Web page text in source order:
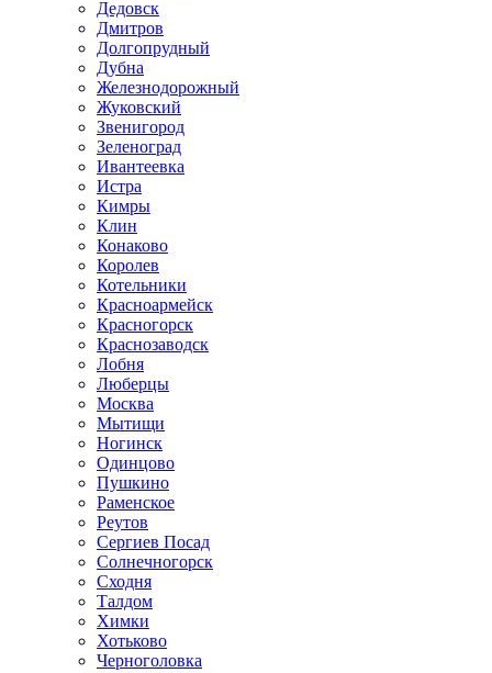
Дедовск
Дмитров
Долгопрудный
Дубна
Железнодорожный
Жуковский
Звенигород
Зеленоград
Ивантеевка
Истра
Кимры
Клин
Конаково
Королев
Котельники
Красноармейск
Красногорск
Краснозаводск
Лобня
Люберцы
Москва
Мытищи
Ногинск
Одинцово
Пушкино
Раменское
Реутов
Сергиев Посад
Солнечногорск
Сходня
Талдом
Химки
Хотьково
Черноголовка